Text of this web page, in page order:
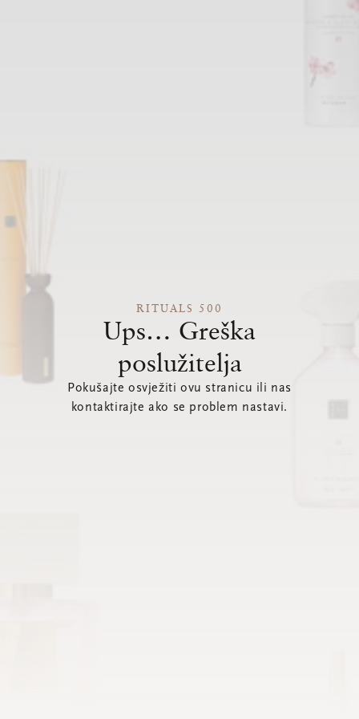
RITUALS 500
Ups… Greška
poslužitelja
Pokušajte osvježiti ovu stranicu ili nas
kontaktirajte ako se problem nastavi.